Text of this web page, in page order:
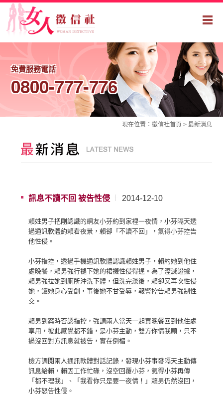
免費服務電話
0800-777-776
現在位置： 徵信社首頁 > 最新消息
訊息不讀不回 被告性侵 2014-12-10
賴姓男子把剛認識的網友小芬約到家裡一夜情，小芬隔天透
過通訊軟體約賴看夜景，賴卻「不讀不回」，氣得小芬控告
他性侵。
小芬指控，透過手機通訊軟體認識賴姓男子，賴約她到他住
處晚餐，賴男強行褪下她的裙襪性侵得逞。為了湮滅證據，
賴男強拉她到廁所沖洗下體，但洗完澡後，賴卻又再次性侵
她，讓她身心受創，事後她不甘受辱，報警控告賴男強制性
交。
賴男到案時否認指控，強調兩人當天一起買晚餐回到他住處
享用，彼此感覺都不錯，是小芬主動，雙方你情我願，只不
過沒回對方訊息就被告，實在倒楣。
檢方調閱兩人通訊軟體對話記錄，發現小芬事發隔天主動傳
訊息給賴，賴因工作忙碌，沒空回覆小芬，氣得小芬再傳
「都不理我」、「我看你只是要一夜情！」賴男仍然沒回，
小芬怒告性侵。